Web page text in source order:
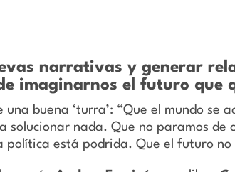
narrativas y generar
imaginarnos el futuro que
una buena ‘turra’: “Que el mundo
solucionar nada. Que no paramos
política está podrida. Que el futuro no